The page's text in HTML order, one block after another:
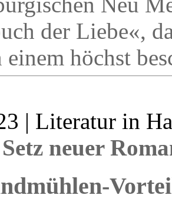
der Liebe«,
höchst
| Literatur in
Setz neuer